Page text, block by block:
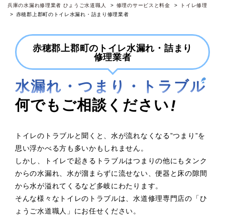
兵庫の水漏れ修理業者 ひょうご水道職人 修理のサービスと料金
トイレ修理
赤穂郡上郡町のトイレ水漏れ・詰まり修理業者
赤穂郡上郡町のトイレ水漏れ・詰まり
修理業者
水漏れ・つまり・トラブル
何でもご相談ください!
トイレのトラブルと聞くと、水が流れなくなる”つまり”を
思い浮かべる方も多いかもしれません。
しかし、トイレで起きるトラブルはつまりの他にもタンク
からの水漏れ、水が溜まらずに流せない、便器と床の隙間
から水が溢れてくるなど多岐にわたります。
そんな様々なトイレのトラブルは、水道修理専門店の「ひ
ょうご水道職人」にお任せください。